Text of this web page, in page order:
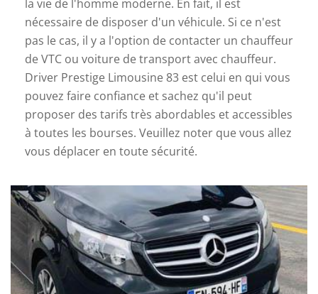
la vie de l'homme moderne. En fait, il est
nécessaire de disposer d'un véhicule. Si ce n'est
pas le cas, il y a l'option de contacter un chauffeur
de VTC ou voiture de transport avec chauffeur.
Driver Prestige Limousine 83 est celui en qui vous
pouvez faire confiance et sachez qu'il peut
proposer des tarifs très abordables et accessibles
à toutes les bourses. Veuillez noter que vous allez
vous déplacer en toute sécurité.